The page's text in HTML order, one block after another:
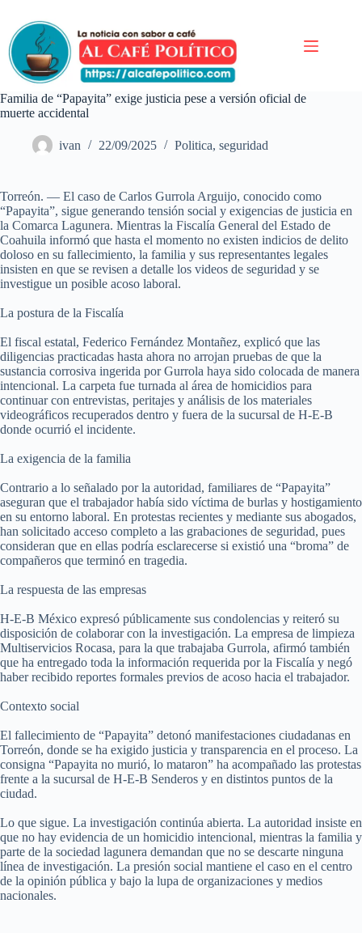
contenido
Familia de “Papayita” exige justicia pese a versión oficial de
muerte accidental
ivan 22/09/2025 Politica, seguridad
Torreón. — El caso de Carlos Gurrola Arguijo, conocido como
“Papayita”, sigue generando tensión social y exigencias de justicia en
la Comarca Lagunera. Mientras la Fiscalía General del Estado de
Coahuila informó que hasta el momento no existen indicios de delito
doloso en su fallecimiento, la familia y sus representantes legales
insisten en que se revisen a detalle los videos de seguridad y se
investigue un posible acoso laboral.
La postura de la Fiscalía
El fiscal estatal, Federico Fernández Montañez, explicó que las
diligencias practicadas hasta ahora no arrojan pruebas de que la
sustancia corrosiva ingerida por Gurrola haya sido colocada de manera
intencional. La carpeta fue turnada al área de homicidios para
continuar con entrevistas, peritajes y análisis de los materiales
videográficos recuperados dentro y fuera de la sucursal de H-E-B
donde ocurrió el incidente.
La exigencia de la familia
Contrario a lo señalado por la autoridad, familiares de “Papayita”
aseguran que el trabajador había sido víctima de burlas y hostigamiento
en su entorno laboral. En protestas recientes y mediante sus abogados,
han solicitado acceso completo a las grabaciones de seguridad, pues
consideran que en ellas podría esclarecerse si existió una “broma” de
compañeros que terminó en tragedia.
La respuesta de las empresas
H-E-B México expresó públicamente sus condolencias y reiteró su
disposición de colaborar con la investigación. La empresa de limpieza
Multiservicios Rocasa, para la que trabajaba Gurrola, afirmó también
que ha entregado toda la información requerida por la Fiscalía y negó
haber recibido reportes formales previos de acoso hacia el trabajador.
Contexto social
El fallecimiento de “Papayita” detonó manifestaciones ciudadanas en
Torreón, donde se ha exigido justicia y transparencia en el proceso. La
consigna “Papayita no murió, lo mataron” ha acompañado las protestas
frente a la sucursal de H-E-B Senderos y en distintos puntos de la
ciudad.
Lo que sigue. La investigación continúa abierta. La autoridad insiste en
que no hay evidencia de un homicidio intencional, mientras la familia y
parte de la sociedad lagunera demandan que no se descarte ninguna
línea de investigación. La presión social mantiene el caso en el centro
de la opinión pública y bajo la lupa de organizaciones y medios
nacionales.